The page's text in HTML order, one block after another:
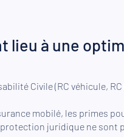
lieu à une
Civile (RC véhicule,
mobilé, les primes
juridique ne sont